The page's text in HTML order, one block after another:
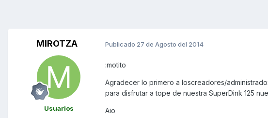
MIROTZA
Usuarios
Publicado 27 de Agosto del 2014
:motito
Agradecer lo primero a loscreadores/
para disfrutar a tope de nuestra SuperDink 125
Aio